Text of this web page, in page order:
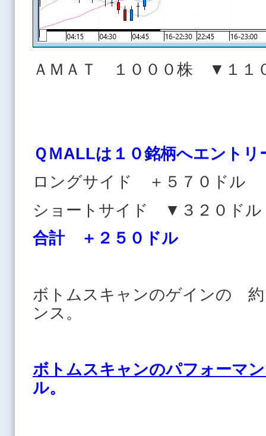
ＡＭＡＴ １０００株 ▼１１
ＱＭALLは１０銘柄へエントリ
ロングサイド ＋５７０ドル
ショートサイド ▼３２０
合計 ＋２５０ドル
ボトムスキャンのゲインの
ンス。
ボトムスキャンのパフォーマ
ル。